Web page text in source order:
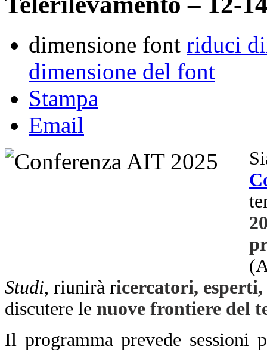
dimensione font riduci
dimensione del font
Stampa
Email
Studi, riunirà ricercatori,
discutere le nuove frontiere del
Il programma prevede sessioni